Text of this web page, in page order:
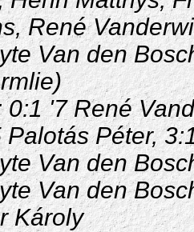
René
Van den
0:1 '7 René
Palotás Péter,
Van den
Van den
Károly